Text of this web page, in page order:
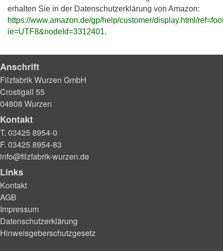
erhalten Sie in der Datenschutzerklärung von Amazon:
https://www.amazon.de/gp/help/customer/display.html/
ie=UTF8&nodeId=3312401.
Anschrift
Filzfabrik Wurzen GmbH
Crostigall 55
04808 Wurzen
Kontakt
T. 03425 8954-0
F. 03425 8954-83
info@filzfabrik-wurzen.de
Links
Kontakt
AGB
Impressum
Datenschutzerklärung
Hinweisgeberschutzgesetz